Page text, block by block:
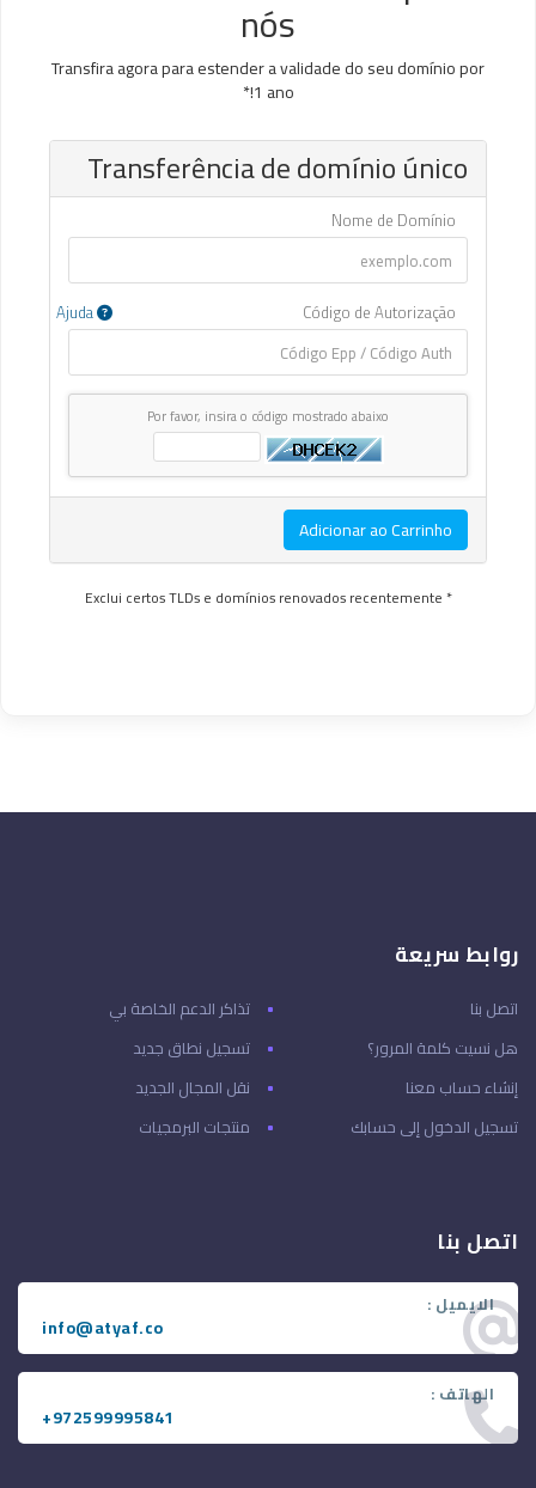
nós
Transfira agora para estender a validade do seu domínio por
1 ano!*
Transferência de domínio único
Nome de Domínio
Código de Autorização
Por favor, insira o código mostrado abaixo
Adicionar ao Carrinho
* Exclui certos TLDs e domínios renovados recentemente
روابط سريعة
تذاكر الدعم الخاصة بي
تسجيل نطاق جديد
نقل المجال الجديد
منتجات البرمجيات
اتصل بنا
هل نسيت كلمة المرور؟
إنشاء حساب معنا
تسجيل الدخول إلى حسابك
اتصل بنا
الايميل :
info@atyaf.co
الهاتف :
+972599995841